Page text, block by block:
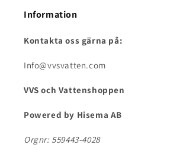
Information
Kontakta oss gärna på:
Info@vvsvatten.com
VVS och Vattenshoppen
Powered by Hisema AB
Orgnr: 559443-4028